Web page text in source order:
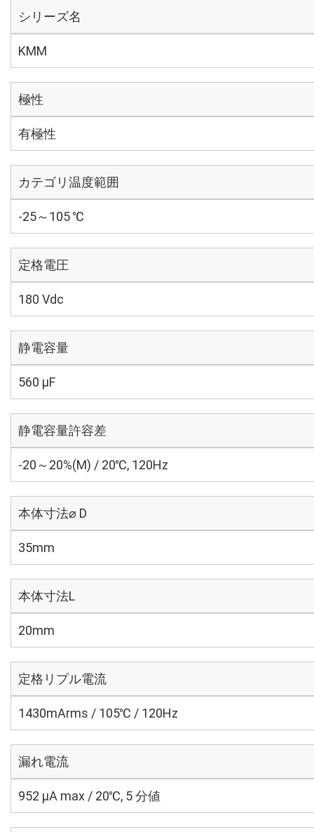
シリーズ名
KMM
極性
有極性
カテゴリ温度範囲
-25～105 ℃
定格電圧
180 Vdc
静電容量
560 µF
静電容量許容差
-20～20%(M) / 20℃, 120Hz
本体寸法⌀ D
35mm
本体寸法L
20mm
定格リプル電流
1430mArms / 105℃ / 120Hz
漏れ電流
952 μA max / 20℃, 5 分値